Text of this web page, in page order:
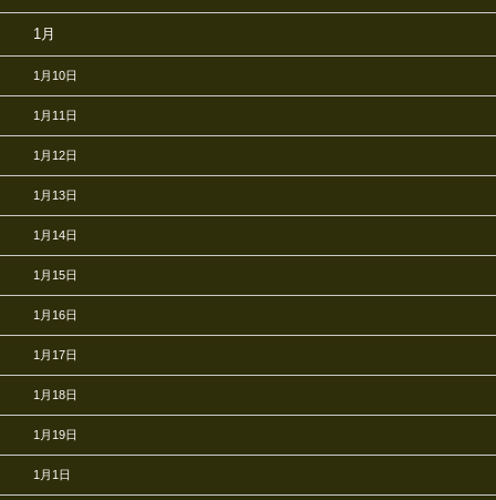
1月
1月10日
1月11日
1月12日
1月13日
1月14日
1月15日
1月16日
1月17日
1月18日
1月19日
1月1日